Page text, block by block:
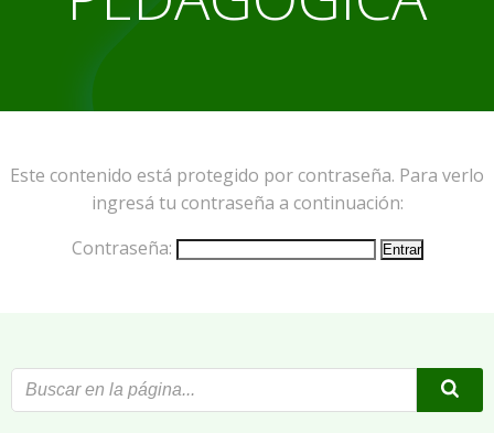
Este contenido está protegido por contraseña. Para verlo
ingresá tu contraseña a continuación:
Contraseña: